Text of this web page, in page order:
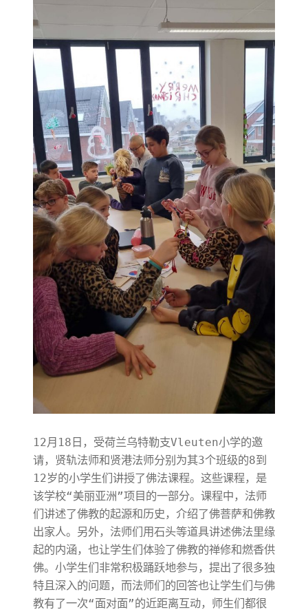
12月18日，受荷兰乌特勒支Vleuten小学的邀
请，贤轨法师和贤港法师分别为其3个班级的8到
12岁的小学生们讲授了佛法课程。这些课程，是
该学校“美丽亚洲”项目的一部分。课程中，法师
们讲述了佛教的起源和历史，介绍了佛菩萨和佛教
出家人。另外，法师们用石头等道具讲述佛法里缘
起的内涵，也让学生们体验了佛教的禅修和燃香供
佛。小学生们非常积极踊跃地参与，提出了很多独
特且深入的问题，而法师们的回答也让学生们与佛
教有了一次“面对面”的近距离互动，师生们都很